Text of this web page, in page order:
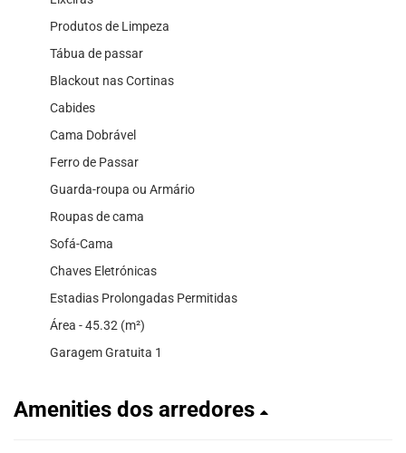
Produtos de Limpeza
Tábua de passar
Blackout nas Cortinas
Cabides
Cama Dobrável
Ferro de Passar
Guarda-roupa ou Armário
Roupas de cama
Sofá-Cama
Chaves Eletrónicas
Estadias Prolongadas Permitidas
Área - 45.32 (m²)
Garagem Gratuita 1
Amenities dos arredores